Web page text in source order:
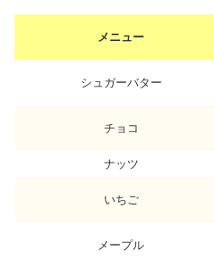
メニュー
シュガーバター
チョコ
ナッツ
いちご
メープル